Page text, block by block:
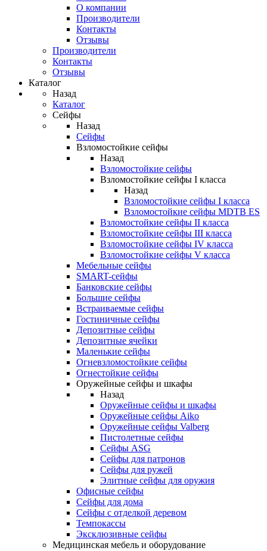
О компании
Производители
Контакты
Отзывы
Производители
Контакты
Отзывы
Каталог
Назад
Каталог
Сейфы
Назад
Сейфы
Взломостойкие сейфы
Назад
Взломостойкие сейфы
Взломостойкие сейфы I класса
Назад
Взломостойкие сейфы I класса
Взломостойкие сейфы MDTB ES
Взломостойкие сейфы II класса
Взломостойкие сейфы III класса
Взломостойкие сейфы IV класса
Взломостойкие сейфы V класса
Мебельные сейфы
SMART-сейфы
Банковские сейфы
Большие сейфы
Встраиваемые сейфы
Гостиничные сейфы
Депозитные сейфы
Депозитные ячейки
Маленькие сейфы
Огневзломостойкие сейфы
Огнестойкие сейфы
Оружейные сейфы и шкафы
Назад
Оружейные сейфы и шкафы
Оружейные сейфы Aiko
Оружейные сейфы Valberg
Пистолетные сейфы
Сейфы ASG
Сейфы для патронов
Сейфы для ружей
Элитные сейфы для оружия
Офисные сейфы
Сейфы для дома
Сейфы с отделкой деревом
Темпокассы
Эксклюзивные сейфы
Медицинская мебель и оборудование